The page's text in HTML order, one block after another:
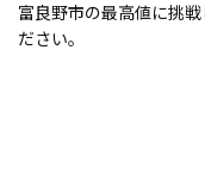
富良野市の最高値に挑
ださい。